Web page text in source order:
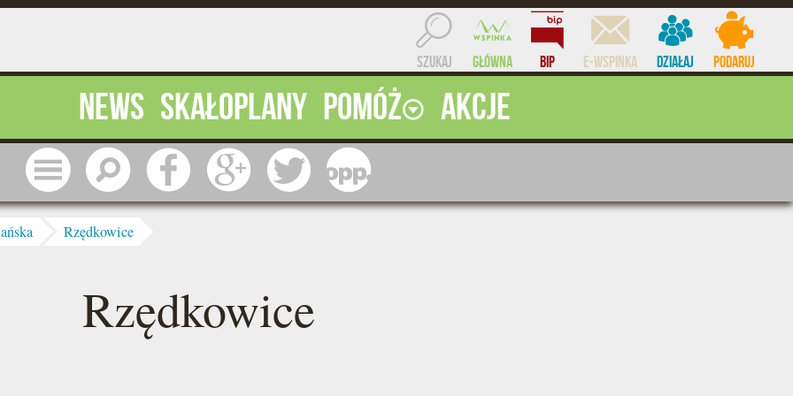
Szukaj Główna BIP e-WSPINKA Działaj Podaruj
News Skałoplany Pomóż Akcje
Menu Szukaj Facebook Google Twitter
Rzędkowice
Rzędkowice